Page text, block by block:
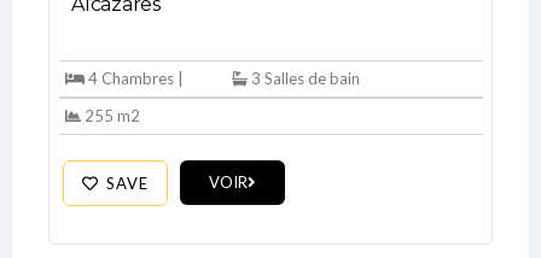
4 Chambres |
3 Salles de bain
255 m2
SAVE VOIR
Don't have an account?